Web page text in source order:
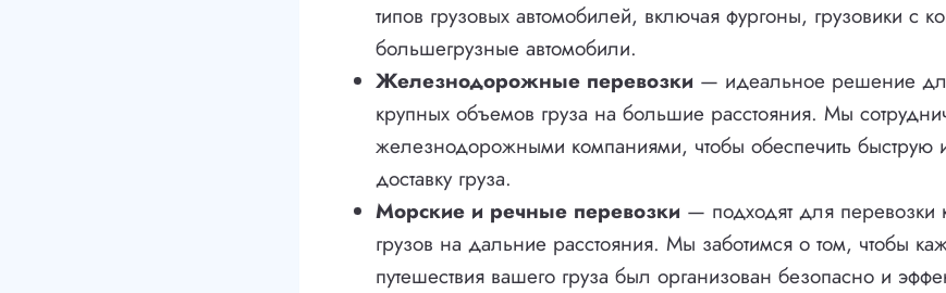
типов грузовых автомобилей, включая фургоны, грузовики с
большегрузные автомобили.
Железнодорожные перевозки — идеальное решение
крупных объемов груза на большие расстояния. Мы
железнодорожными компаниями, чтобы обеспечить
доставку груза.
Морские и речные перевозки — подходят для перевозки
грузов на дальние расстояния. Мы заботимся о том, чтобы
путешествия вашего груза был организован безопасно и